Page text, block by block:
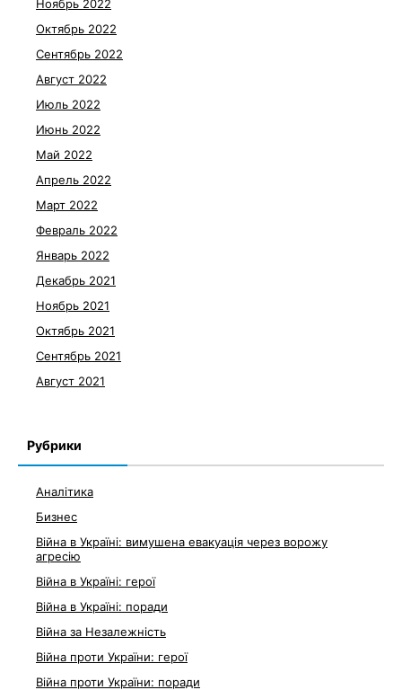
Ноябрь 2022
Октябрь 2022
Сентябрь 2022
Август 2022
Июль 2022
Июнь 2022
Май 2022
Апрель 2022
Март 2022
Февраль 2022
Январь 2022
Декабрь 2021
Ноябрь 2021
Октябрь 2021
Сентябрь 2021
Август 2021
Рубрики
Аналітика
Бизнес
Війна в Україні: вимушена евакуація через ворожу
агресію
Війна в Україні: герої
Війна в Україні: поради
Війна за Незалежність
Війна проти України: герої
Війна проти України: поради